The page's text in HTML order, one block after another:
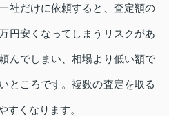
社だけに依頼すると、査定額の
円安くなってしまうリスクがあ
んでしまい、相場より低い額で
ところです。複数の査定を取る
すくなります。